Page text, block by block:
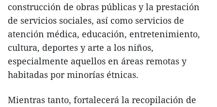
construcción de obras públicas y la prestación
de servicios sociales, así como servicios de
atención médica, educación, entretenimiento,
cultura, deportes y arte a los niños,
especialmente aquellos en áreas remotas y
habitadas por minorías étnicas.
Mientras tanto, fortalecerá la recopilación de